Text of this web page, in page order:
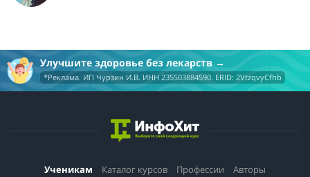
Улучшите здоровье без лекарств
*Реклама. ИП Чурзин И.В. ИНН 235503884590. ERID: 2VtzqvyCfhb
Ученикам Каталог курсов Профессии
Авторы